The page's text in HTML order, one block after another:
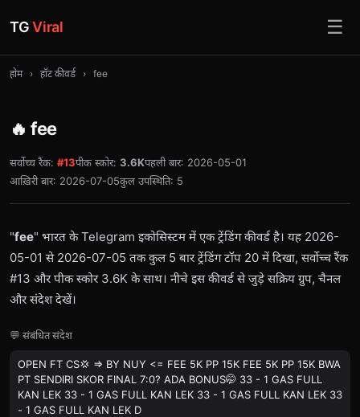
TGViral ☰
होम › हॉट कीवर्ड › fee
🔥 fee
सर्वोच्च रैंक: #13पीक स्कोर: 3.6Kपहली बार: 2026-05-01
आख़िरी बार: 2026-07-05कुल उपस्थिति: 5
"fee" भारत के Telegram इकोसिस्टम में एक ट्रेंडिंग कीवर्ड है। यह 2026-
05-01 से 2026-07-05 तक कुल 5 बार ट्रेंडिंग टॉप 20 में दिखा, सर्वोच्च रैंक
#13 और पीक स्कोर 3.6K के साथ। नीचे इस कीवर्ड से जुड़े सक्रिय ग्रुप, चैनल
और संदेश देखें।
💬 संबंधित संदेश
OPEN FT CS💢 => BY NUY <= FEE 5K PP 15K FEE 5K PP 15K BWA
PT SENDIRI SKOR FINAL 7:0? ADA BONUS🤭 33 - 1 GAS FULL
KAN LEK 33 - 1 GAS FULL KAN LEK 33 - 1 GAS FULL KAN LEK 33
- 1 GAS FULL KAN LEK D